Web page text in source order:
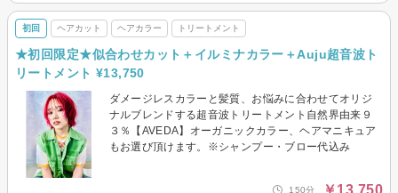
初回 ヘアカット ヘアカラー トリートメント
★初回限定★似合わせカット＋イルミナカラー＋Auju超音波ト
リートメント ¥13,750
ダメージレスカラーと髪質、お悩みに合わせてオリジ
ナルブレンドする超音波トリートメント自然界由来９
３％【AVEDA】オーガニックカラー、ヘアマニキュア
もお選び頂けます。※シャンプー・ブロー代込み
150分 ￥13,750